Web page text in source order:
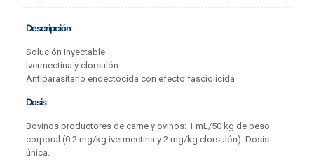
Descripción
Solución inyectable
Ivermectina y clorsulón
Antiparasitario endectocida con efecto fasciolicida
Dosis
Bovinos productores de carne y ovinos: 1 mL/50 kg de peso
corporal (0.2 mg/kg ivermectina y 2 mg/kg clorsulón). Dosis
única.